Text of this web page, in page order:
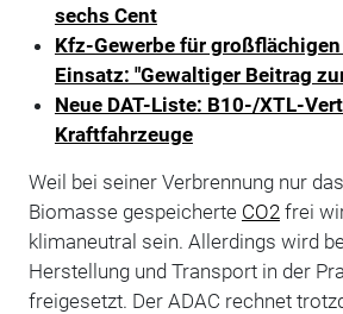
sechs Cent
Kfz-Gewerbe für
Einsatz: "Gewaltiger Beitrag
Neue DAT-Liste: B10-/XTL-
Kraftfahrzeuge
Weil bei seiner Verbrennung nur
Biomasse gespeicherte CO2 frei
klimaneutral sein. Allerdings wird
Herstellung und Transport in der
freigesetzt. Der ADAC rechnet